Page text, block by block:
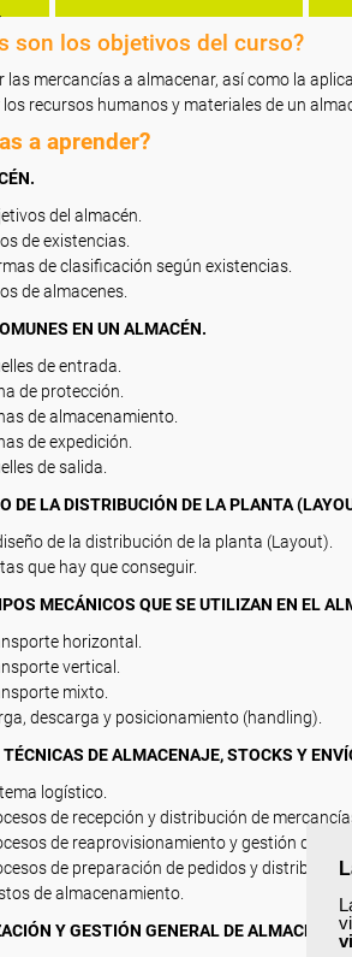
son los objetivos del curso?
las mercancías a almacenar, así como la
recursos humanos y materiales de un
a aprender?
del almacén.
de existencias.
de clasificación según existencias.
de almacenes.
EN UN ALMACÉN.
de entrada.
de protección.
de almacenamiento.
de expedición.
de salida.
DE LA DISTRIBUCIÓN DE LA PLANTA
de la distribución de la planta (Layout).
que hay que conseguir.
MECÁNICOS QUE SE UTILIZAN EN EL
horizontal.
vertical.
mixto.
descarga y posicionamiento (handling).
DE ALMACENAJE, STOCKS Y
logístico.
de recepción y distribución de
de reaprovisionamiento y gestión de
de preparación de pedidos y distribución.
de almacenamiento.
Y GESTIÓN GENERAL DE ALMACÉN.